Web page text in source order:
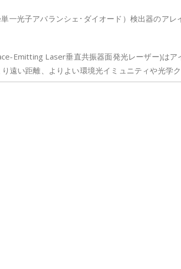
一光子アバランシェ･ダイオード）検出器のア
Emitting Laser垂直共振器面発光レーザー)は
遠い距離、よりよい環境光イミュニティや光学